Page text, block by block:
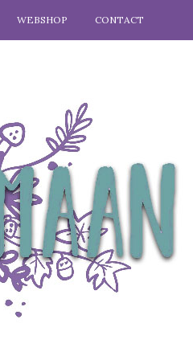
WEBSHOP CONTACT